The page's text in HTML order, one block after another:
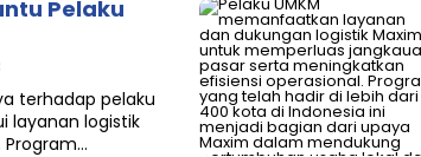
Pelaku
terhadap pelaku
layanan logistik